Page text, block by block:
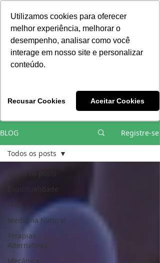
Utilizamos cookies para oferecer
melhor experiência, melhorar o
desempenho, analisar como você
interage em nosso site e personalizar
conteúdo.
Recusar Cookies Aceitar Cookies
Vivências e Cursos Iniciáticos
BLOG Registre-se
Todos os posts
Espiritualidade
Arte
Medicina Natural
Terapias
Alternativas
Mecânica
Todos os posts